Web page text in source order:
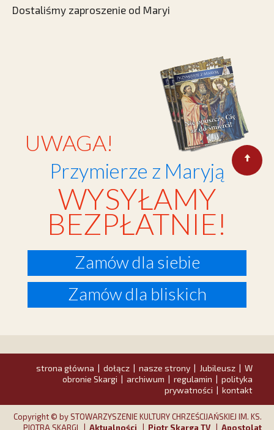
Dostaliśmy zaproszenie od Maryi
UWAGA!
Przymierze z Maryją
WYSYŁAMY
BEZPŁATNIE!
Zamów dla siebie
Zamów dla bliskich
strona główna dołącz nasze strony Jubileusz
W
obronie Skargi
archiwum regulamin
polityka
prywatności
kontakt
Copyright © by STOWARZYSZENIE KULTURY CHRZEŚCIJAŃSKIEJ IM. KS.
PIOTRA SKARGI | Aktualności Piotr Skarga TV Apostolat